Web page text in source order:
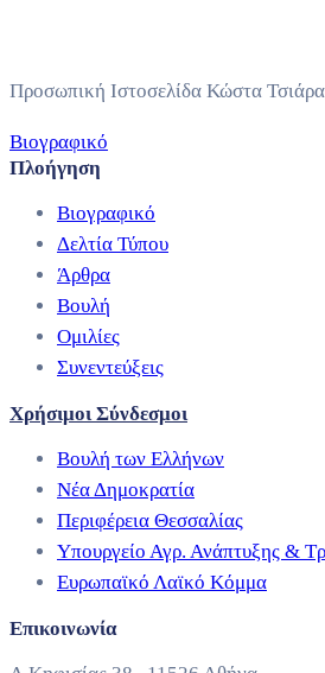
Προσωπική Ιστοσελίδα Κώστα
Βιογραφικό
Πλοήγηση
Βιογραφικό
Δελτία Τύπου
Άρθρα
Βουλή
Ομιλίες
Συνεντεύξεις
Χρήσιμοι Σύνδεσμοι
Βουλή των Ελλήνων
Νέα Δημοκρατία
Περιφέρεια Θεσσαλίας
Υπουργείο Αγρ. Ανάπτυξης &
Ευρωπαϊκό Λαϊκό Κόμμα
Επικοινωνία